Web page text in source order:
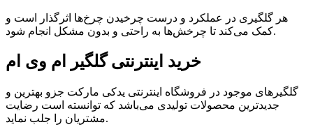
هر گلگیری در عملکرد و درست چرخیدن چرخ‌ها اثرگذار است و
کمک می‌کند تا چرخش‌ها به راحتی و بدون مشکل انجام شود.
خرید اینترنتی گلگیر ام وی ام
گلگیرهای موجود در فروشگاه اینترنتی یدکی مارکت جزو بهترین و
جدیدترین محصولات تولیدی می‌باشد که توانسته است رضایت
مشتریان را جلب نماید.